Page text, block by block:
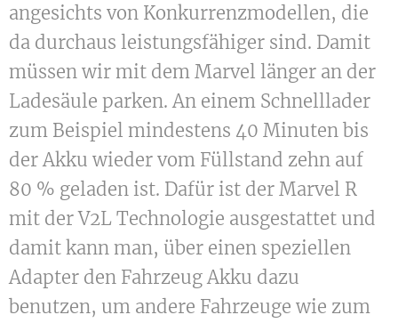
angesichts von Konkurrenzmodellen, die
da durchaus leistungsfähiger sind. Damit
müssen wir mit dem Marvel länger an der
Ladesäule parken. An einem Schnelllader
zum Beispiel mindestens 40 Minuten bis
der Akku wieder vom Füllstand zehn auf
80 % geladen ist. Dafür ist der Marvel R
mit der V2L Technologie ausgestattet und
damit kann man, über einen speziellen
Adapter den Fahrzeug Akku dazu
benutzen, um andere Fahrzeuge wie zum